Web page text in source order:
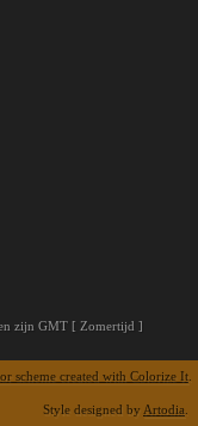
zijn GMT [ Zomertijd ]
scheme created with Colorize It
Style designed by Artodia